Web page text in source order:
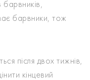
барвники, тож
після двох тижнів,
кінцевий